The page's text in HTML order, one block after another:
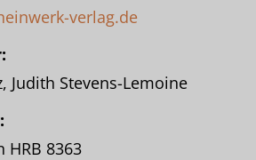
verlag.de
Judith Stevens-Lemoine
HRB 8363